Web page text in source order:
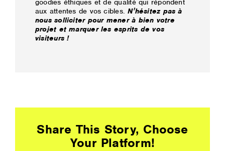
goodies éthiques et de qualité qui répondent
aux attentes de vos cibles.N’hésitez pas à
nous solliciter pour mener à bien votre
projet et marquer les esprits de vos
visiteurs !
Share This Story, Choose
Your Platform!